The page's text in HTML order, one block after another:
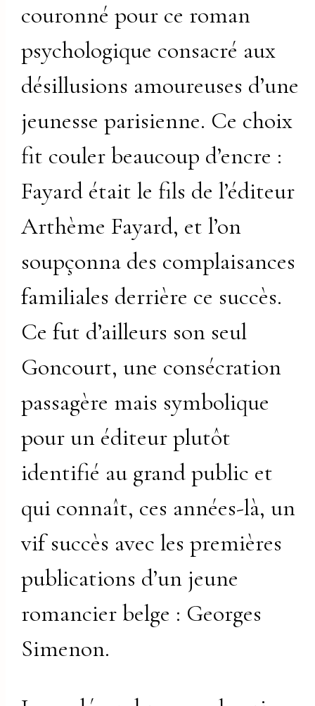
couronné pour ce roman
psychologique consacré aux
désillusions amoureuses d’une
jeunesse parisienne. Ce choix
fit couler beaucoup d’encre :
Fayard était le fils de l’éditeur
Arthème Fayard, et l’on
soupçonna des complaisances
familiales derrière ce succès.
Ce fut d’ailleurs son seul
Goncourt, une consécration
passagère mais symbolique
pour un éditeur plutôt
identifié au grand public et
qui connaît, ces années-là, un
vif succès avec les premières
publications d’un jeune
romancier belge : Georges
Simenon.